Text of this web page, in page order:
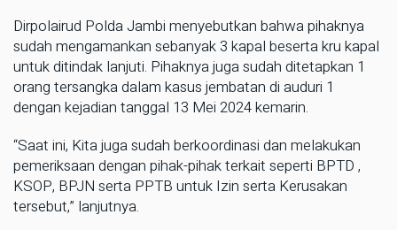
Dirpolairud Polda Jambi menyebutkan bahwa pihaknya
sudah mengamankan sebanyak 3 kapal beserta kru kapal
untuk ditindak lanjuti. Pihaknya juga sudah ditetapkan 1
orang tersangka dalam kasus jembatan di auduri 1
dengan kejadian tanggal 13 Mei 2024 kemarin.
“Saat ini, Kita juga sudah berkoordinasi dan melakukan
pemeriksaan dengan pihak-pihak terkait seperti BPTD ,
KSOP, BPJN serta PPTB untuk Izin serta Kerusakan
tersebut,” lanjutnya.